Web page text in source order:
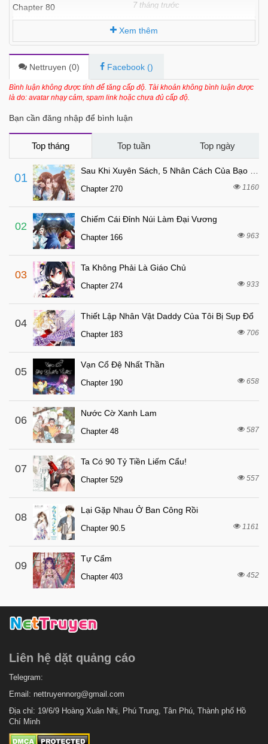
Chapter 80 7 tháng trước
Chapter 78 7 tháng trước
Chapter 77 7 tháng trước
Chapter 76 7 tháng trước
7 tháng trước
Chapter 73 7 tháng trước
Chapter 72
Chapter 71
Chapter 70
Chapter 69 7 tháng trước
Chapter 68
Chapter 67
Chapter 66
Chapter 65 7 tháng trước
Chapter 64 7 tháng trước
Chapter 63
Chapter 62 7 tháng trước
Chapter 61
Chapter 60 7 tháng trước
Chapter 59
Chapter 58
Chapter 57 7 tháng trước
Chapter 56
Chapter 55 7 tháng trước
Chapter 54
Chapter 53
Chapter 52
Chapter 51
Chapter 49
Chapter 47 7 tháng trước
Chapter 46
Chapter 45
Chapter 44 7 tháng trước
Chapter 43
Xem thêm
Nettruyen (0) Facebook ()
Bình luận không được tính để tăng cấp độ. Tài khoản không bình luận được
là do: avatar nhạy cảm, spam link hoặc chưa đủ cấp độ.
Bạn cần đăng nhập để bình luận
Top tháng Top tuần Top ngày
01
Chapter 270 1160
02
Chiếm Cái Đỉnh Núi Làm Đại Vương
Chapter 166 963
03
Ta Không Phải Là Giáo Chủ
Chapter 274 933
04
Thiết Lập Nhân Vật Daddy Của Tôi Bị Sụp Đổ
Chapter 183 706
05
Vạn Cổ Đệ Nhất Thần
Chapter 190 658
06
Nước Cờ Xanh Lam
Chapter 48 587
07
Ta Có 90 Tỷ Tiền Liếm Cẩu!
Chapter 529 557
08
Lại Gặp Nhau Ở Ban Công Rồi
Chapter 90.5 1161
09
Tự Cẩm
Chapter 403 452
Liên hệ dặt quảng cáo
Telegram:
Email: nettruyennorg@gmail.com
Địa chỉ: 19/6/9 Hoàng Xuân Nhị, Phú Trung, Tân Phú, Thành phố Hồ
Chí Minh